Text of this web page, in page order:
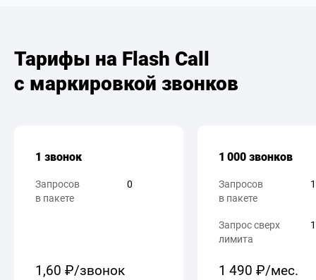
Тарифы на Flash Call
с маркировкой звонков
1 звонок
Запросов
в пакете
0
1,60 ₽/звонок
1 000 звонков
Запросов
в пакете
Запрос сверх
лимита
1 490 ₽/мес.